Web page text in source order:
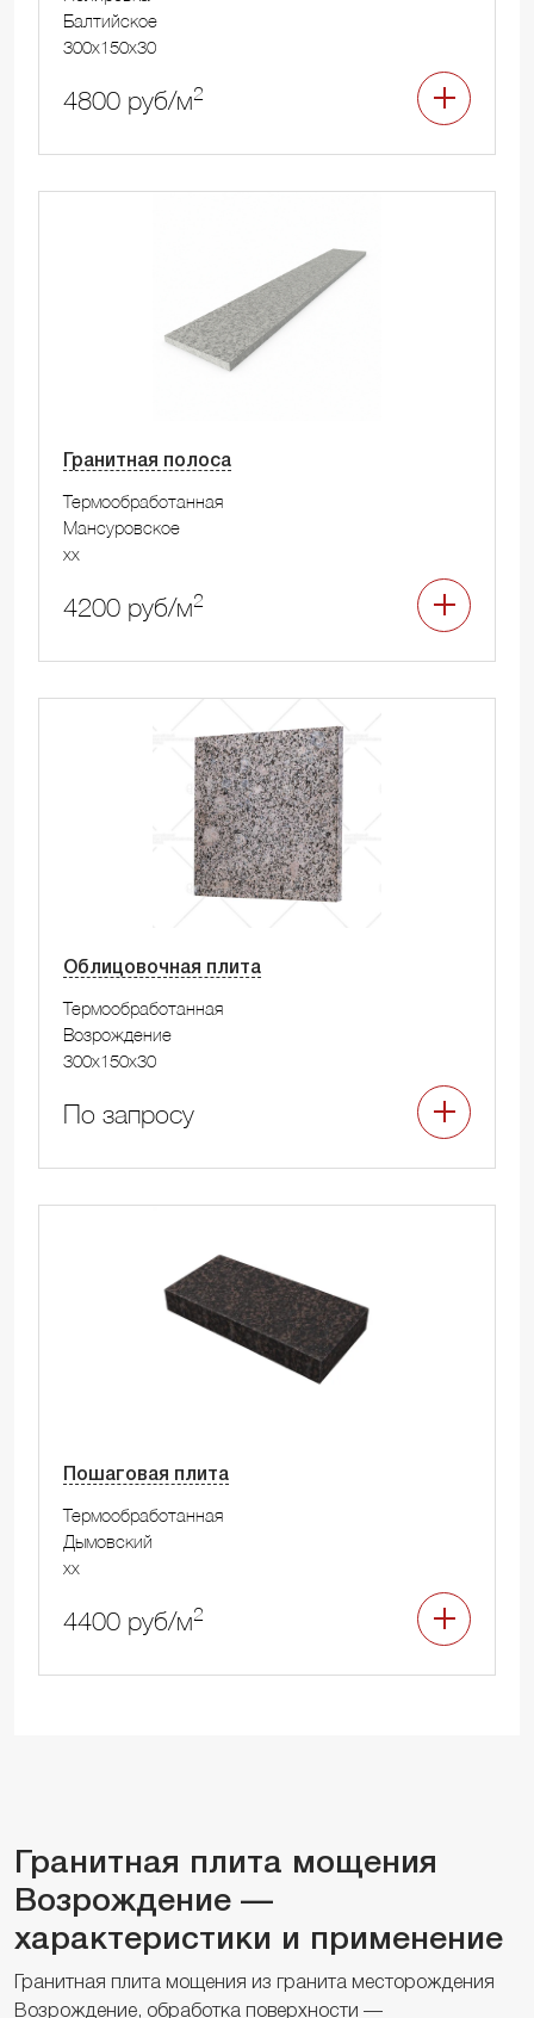
Балтийское
300x150x30
4800 руб/м2
Гранитная полоса
Термообработанная
Мансуровское
xx
4200 руб/м2
Облицовочная плита
Термообработанная
Возрождение
300x150x30
По запросу
Пошаговая плита
Термообработанная
Дымовский
xx
4400 руб/м2
Гранитная плита мощения
Возрождение —
характеристики и применение
Гранитная плита мощения из гранита месторождения
Возрождение, обработка поверхности —